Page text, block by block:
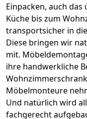
Einpacken, auch das
Küche bis zum
transportsicher in
Diese bringen wir
mit.
ihre handwerkliche
Möbelmonteure
Und natürlich wird
fachgerecht